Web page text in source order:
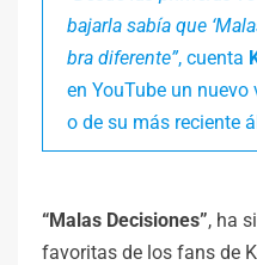
bajarla sabía que
bra diferente”, cuenta
en YouTube un
o de su más reciente
“Malas Decisiones”, ha
favoritas de los fans de